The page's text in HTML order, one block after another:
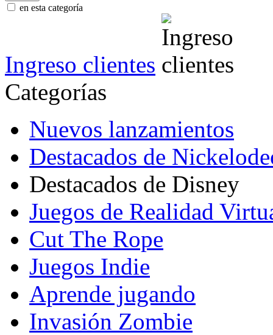
en esta categoría
Ingreso clientes
Categorías
Nuevos lanzamientos
Destacados de
Destacados de Disney
Juegos de Realidad
Cut The Rope
Juegos Indie
Aprende jugando
Invasión Zombie